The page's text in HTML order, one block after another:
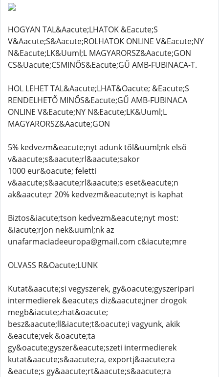
HOGYAN TAL&Aacute;LHATOK &Eacute;S
V&Aacute;S&Aacute;ROLHATOK ONLINE V&Eacute;NY
N&Eacute;LK&Uuml;L MAGYARORSZ&Aacute;GON
CS&Uacute;CSMINŐS&Eacute;GŰ AMB-FUBINACA-T.
HOL LEHET TAL&Aacute;LHAT&Oacute; &Eacute;S
RENDELHETŐ MINŐS&Eacute;GŰ AMB-FUBINACA
ONLINE V&Eacute;NY N&Eacute;LK&Uuml;L
MAGYARORSZ&Aacute;GON
5% kedvezm&eacute;nyt adunk től&uuml;nk első
v&aacute;s&aacute;rl&aacute;sakor
1000 eur&oacute; feletti
v&aacute;s&aacute;rl&aacute;s eset&eacute;n
ak&aacute;r 20% kedvezm&eacute;nyt is kaphat
Biztos&iacute;tson kedvezm&eacute;nyt most:
&iacute;rjon nek&uuml;nk az
unafarmaciadeeuropa@gmail.com c&iacute;mre
OLVASS R&Oacute;LUNK
Kutat&aacute;si vegyszerek, gy&oacute;gyszeripari
intermedierek &eacute;s diz&aacute;jner drogok
megb&iacute;zhat&oacute;
besz&aacute;ll&iacute;t&oacute;i vagyunk, akik
&eacute;vek &oacute;ta
gy&oacute;gyszer&eacute;szeti intermedierek
kutat&aacute;s&aacute;ra, exportj&aacute;ra
&eacute;s gy&aacute;rt&aacute;s&aacute;ra